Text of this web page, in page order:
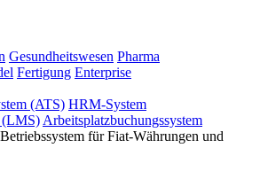
Gesundheitswesen Pharma
Fertigung Enterprise
(ATS) HRM-System
(LMS) Arbeitsplatzbuchungssystem
für Fiat-Währungen und